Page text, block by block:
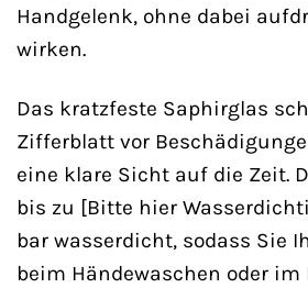
Handgelenk, ohne dabei
wirken.
Das kratzfeste Saphirglas
Zifferblatt vor
eine klare Sicht auf die Zeit.
bis zu [Bitte hier
bar wasserdicht, sodass Sie
beim Händewaschen oder im